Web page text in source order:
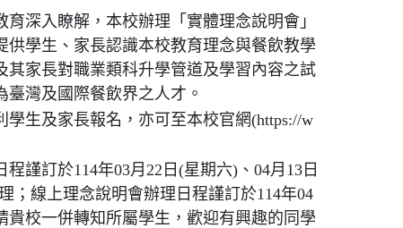
深入瞭解，本校辦理「實體理念說明會」
供學生、家長認識本校教育理念與餐飲教學
其家長對職業類科升學管道及學習內容之試
灣及國際餐飲界之人才。
學生及家長報名，亦可至本校官網(https://w
謹訂於114年03月22日(星期六)、04月13日
；線上理念說明會辦理日程謹訂於114年04
貴校一併轉知所屬學生，歡迎有興趣的同學